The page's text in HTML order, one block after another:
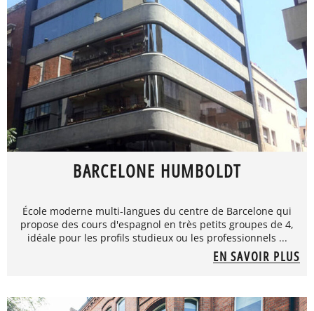
BARCELONE HUMBOLDT
École moderne multi-langues du centre de Barcelone qui
propose des cours d'espagnol en très petits groupes de 4,
idéale pour les profils studieux ou les professionnels ...
EN SAVOIR PLUS